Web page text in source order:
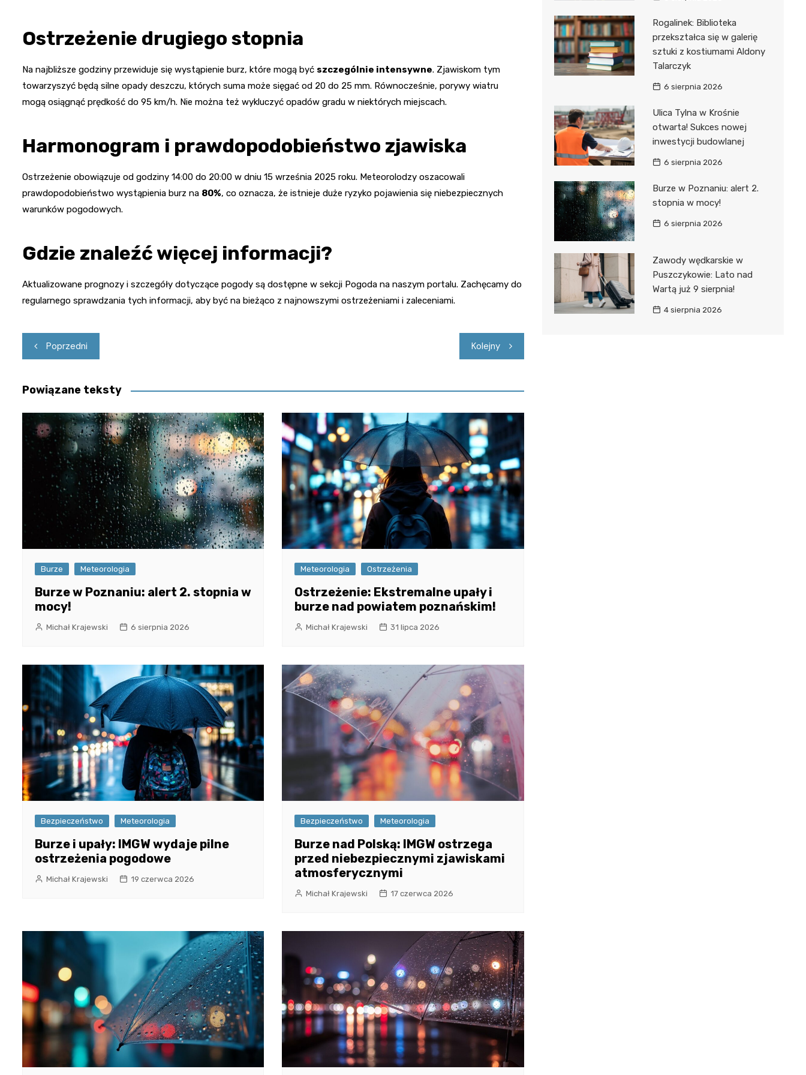
Ostrzeżenie drugiego stopnia
Na najbliższe godziny przewiduje się wystąpienie burz, które mogą być szczególnie intensywne. Zjawiskom tym
towarzyszyć będą silne opady deszczu, których suma może sięgać od 20 do 25 mm. Równocześnie, porywy wiatru
mogą osiągnąć prędkość do 95 km/h. Nie można też wykluczyć opadów gradu w niektórych miejscach.
Harmonogram i prawdopodobieństwo zjawiska
Ostrzeżenie obowiązuje od godziny 14:00 do 20:00 w dniu 15 września 2025 roku. Meteorolodzy oszacowali
prawdopodobieństwo wystąpienia burz na 80%, co oznacza, że istnieje duże ryzyko pojawienia się niebezpiecznych
warunków pogodowych.
Gdzie znaleźć więcej informacji?
Aktualizowane prognozy i szczegóły dotyczące pogody są dostępne w sekcji Pogoda na naszym portalu. Zachęcamy do
regularnego sprawdzania tych informacji, aby być na bieżąco z najnowszymi ostrzeżeniami i zaleceniami.
Nawigacja
wpisu
Poprzedni Kolejny
Powiązane teksty
Burze Meteorologia
Burze w Poznaniu: alert 2. stopnia w
mocy!
Michał Krajewski 6 sierpnia 2026
Meteorologia Ostrzeżenia
Ostrzeżenie: Ekstremalne upały i
burze nad powiatem poznańskim!
Michał Krajewski 31 lipca 2026
Bezpieczeństwo Meteorologia
Burze i upały: IMGW wydaje pilne
ostrzeżenia pogodowe
Michał Krajewski 19 czerwca 2026
Bezpieczeństwo Meteorologia
Burze nad Polską: IMGW ostrzega
przed niebezpiecznymi zjawiskami
atmosferycznymi
Michał Krajewski 17 czerwca 2026
Rogalinek: Biblioteka
przekształca się w galerię
sztuki z kostiumami Aldony
Talarczyk
6 sierpnia 2026
Ulica Tylna w Krośnie
otwarta! Sukces nowej
inwestycji budowlanej
6 sierpnia 2026
Burze w Poznaniu: alert 2.
stopnia w mocy!
6 sierpnia 2026
Zawody wędkarskie w
Puszczykowie: Lato nad
Wartą już 9 sierpnia!
4 sierpnia 2026